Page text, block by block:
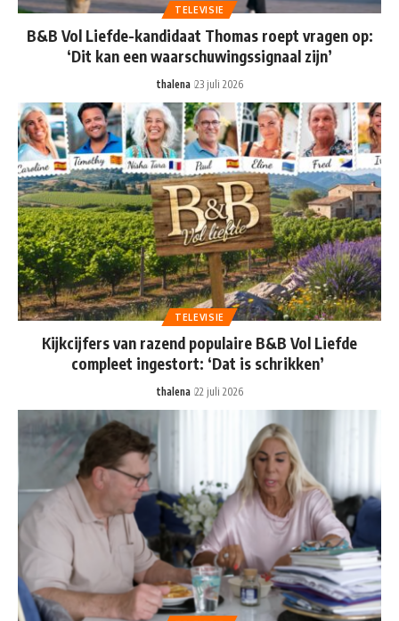
TELEVISIE
B&B Vol Liefde-kandidaat Thomas roept vragen op:
‘Dit kan een waarschuwingssignaal zijn’
thalena 23 juli 2026
TELEVISIE
Kijkcijfers van razend populaire B&B Vol Liefde
compleet ingestort: ‘Dat is schrikken’
thalena 22 juli 2026